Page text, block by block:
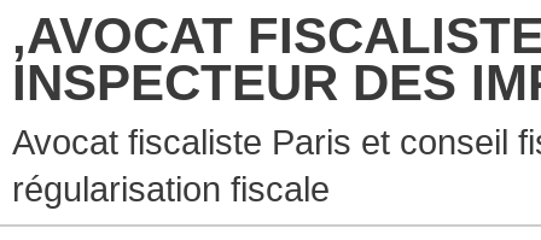
,AVOCAT
INSPECTEUR DES
Avocat fiscaliste Paris et conseil
régularisation fiscale